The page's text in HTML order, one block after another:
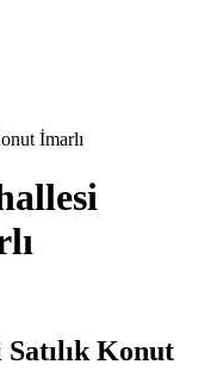
İmarlı
Konut